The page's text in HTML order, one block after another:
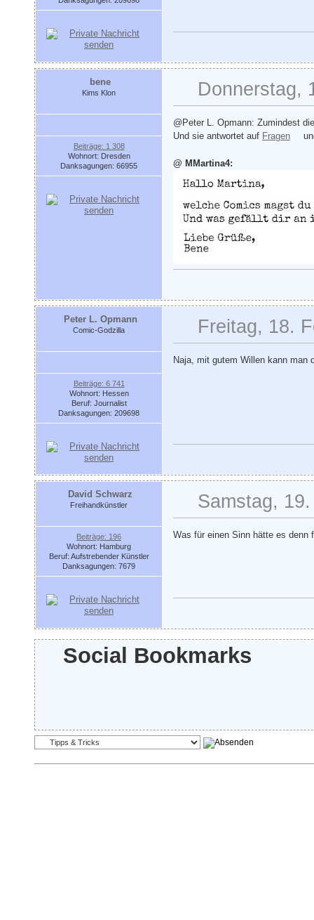
bene
Kims Klon
Beiträge: 1 308
Wohnort: Dresden
Danksagungen: 66955
Donnerstag,
@Peter L. Opmann: Zumindest
Und sie antwortet auf Fragen
@ MMartina4:
Peter L. Opmann
Comic-Godzilla
Beiträge: 6 741
Wohnort: Hessen
Beruf: Journalist
Danksagungen: 209698
Freitag, 18.
Naja, mit gutem Willen kann man
David Schwarz
Freihandkünstler
Beiträge: 196
Wohnort: Hamburg
Beruf: Aufstrebender Künstler
Danksagungen: 7679
Samstag,
Was für einen Sinn hätte es denn
Social Bookmarks